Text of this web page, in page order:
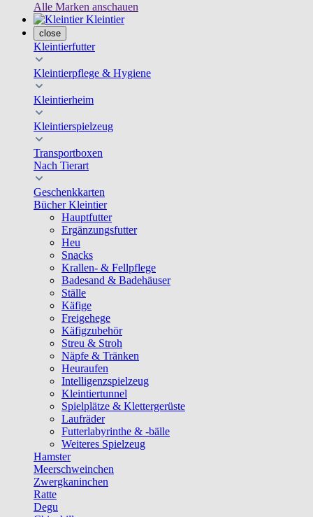
Alle Marken anschauen
Kleintier
close
Kleintierfutter
Kleintierpflege & Hygiene
Kleintierheim
Kleintierspielzeug
Transportboxen
Nach Tierart
Geschenkkarten
Bücher Kleintier
Hauptfutter
Ergänzungsfutter
Heu
Snacks
Krallen- & Fellpflege
Badesand & Badehäuser
Ställe
Käfige
Freigehege
Käfigzubehör
Streu & Stroh
Näpfe & Tränken
Heuraufen
Intelligenzspielzeug
Kleintiertunnel
Spielplätze & Klettergerüste
Laufräder
Futterlabyrinthe & -bälle
Weiteres Spielzeug
Hamster
Meerschweinchen
Zwergkaninchen
Ratte
Degu